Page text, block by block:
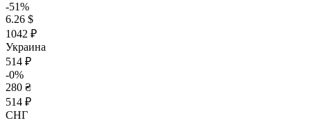
-51%
6.26 $
1042 ₽
Украина
514 ₽
-0%
280 ₴
514 ₽
СНГ